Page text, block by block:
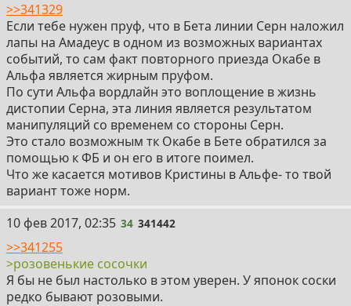
>>341329
Если тебе нужен пруф, что в Бета линии Серн наложил
лапы на Амадеус в одном из возможных вариантах
событий, то сам факт повторного приезда Окабе в
Альфа является жирным пруфом.
По сути Альфа вордлайн это воплощение в жизнь
дистопии Серна, эта линия является результатом
манипуляций со временем со стороны Серн.
Это стало возможным тк Окабе в Бете обратился за
помощью к ФБ и он его в итоге поимел.
Что же касается мотивов Кристины в Альфе- то твой
вариант тоже норм.
34
10 фев 2017, 02:35 34 341442
>>341255
>розовенькие сосочки
Я бы не был настолько в этом уверен. У японок соски
редко бывают розовыми.